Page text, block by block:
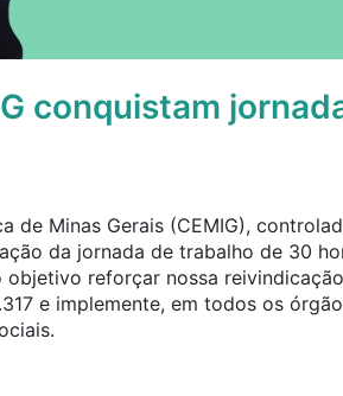
conquistam
de Minas Gerais (CEMIG),
da jornada de trabalho de 30
reforçar nossa
e implemente, em todos os